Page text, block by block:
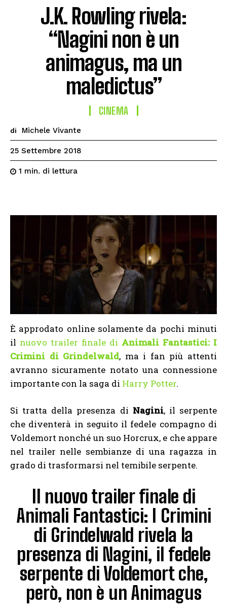
J.K. Rowling rivela:
“Nagini non è un
animagus, ma un
maledictus”
CINEMA
di Michele Vivante
25 Settembre 2018
1 min. di lettura
È approdato online solamente da pochi minuti
il nuovo trailer finale di Animali Fantastici: I
Crimini di Grindelwald, ma i fan più attenti
avranno sicuramente notato una connessione
importante con la saga di Harry Potter.
Si tratta della presenza di Nagini, il serpente
che diventerà in seguito il fedele compagno di
Voldemort nonché un suo Horcrux, e che appare
nel trailer nelle sembianze di una ragazza in
grado di trasformarsi nel temibile serpente.
Il nuovo trailer finale di
Animali Fantastici: I Crimini
di Grindelwald rivela la
presenza di Nagini, il fedele
serpente di Voldemort che,
però, non è un Animagus